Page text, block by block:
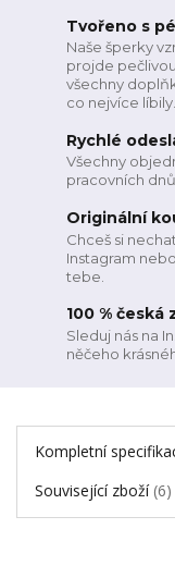
Tvořeno s
Naše šperky
projde
všechny
co nejvíce líbily.
Rychlé
Všechny
pracovních
Originální
Chceš si
Instagram
tebe.
100 % česká
Sleduj nás na
něčeho
Kompletní
Související zboží 6